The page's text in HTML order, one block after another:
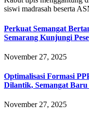
siswi madrasah beserta
Perkuat Semangat
Semarang Kunjungi
November 27, 2025
Optimalisasi Formasi
Dilantik, Semangat
November 27, 2025